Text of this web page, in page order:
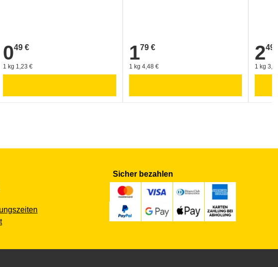
0,49 €
049 €
1 kg 1,23 €
1,79 €
179 €
1 kg 4,48 €
2,49 €
249
1 kg
Sicher bezahlen